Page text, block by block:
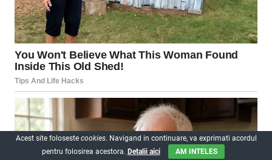
Acest site foloseste cookies. Navigand in continuare, va exprimati acordul
pentru folosirea acestora. Detalii aici AM INTELES